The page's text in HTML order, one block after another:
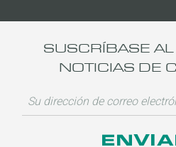
SUSCRÍBASE
NOTICIAS DE